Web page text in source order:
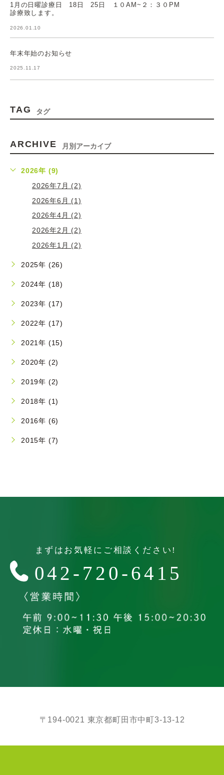
1月の日曜診療日 18日 25日 １０AM~２：３０PM
診療致します。
2026.01.10
年末年始のお知らせ
2025.11.17
TAG タグ
ARCHIVE 月別アーカイブ
2026年 (9)
2026年7月 (2)
2026年6月 (1)
2026年4月 (2)
2026年2月 (2)
2026年1月 (2)
2025年 (26)
2024年 (18)
2023年 (17)
2022年 (17)
2021年 (15)
2020年 (2)
2019年 (2)
2018年 (1)
2016年 (6)
2015年 (7)
〒194-0021 東京都町田市中町3-13-12